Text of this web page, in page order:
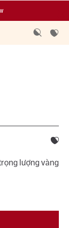
999.9
lượng vàng